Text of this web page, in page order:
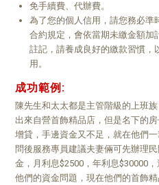
免手續費、代辦費。
為了您的個人信用，請您務必準
合約規定，會依當期未繳金額加
註記，請養成良好的繳款習慣，
用。
成功範例:
陳先生和太太都是主管階級的上班
出來自營首飾精品店，但是名下的
增貸，手邊資金又不足，就在他們
問後服務專員建議夫妻倆可先辦理
金，月利息$2500，年利息$30000
他們的資金問題，現在他們的首飾